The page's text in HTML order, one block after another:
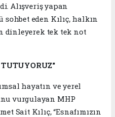
Alışveriş yapan
eden Kılıç, halkın
dinleyerek tek tek not
hayatın ve yerel
vurgulayan MHP
Sait Kılıç, “Esnafımızın